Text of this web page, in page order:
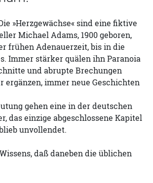
»Herzgewächse« sind eine fiktive
Michael Adams, 1900 geboren,
frühen Adenauerzeit, bis in die
Immer stärker quälen ihn Paranoia
und abrupte Brechungen
ergänzen, immer neue Geschichten
gehen eine in der deutschen
das einzige abgeschlossene Kapitel
unvollendet.
daß daneben die üblichen